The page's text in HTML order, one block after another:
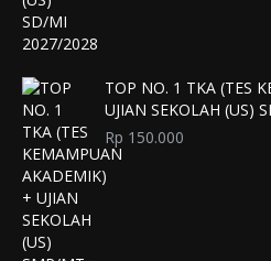
TOP NO. 1 TKA (TES
UJIAN SEKOLAH (US)
Rp 150.000